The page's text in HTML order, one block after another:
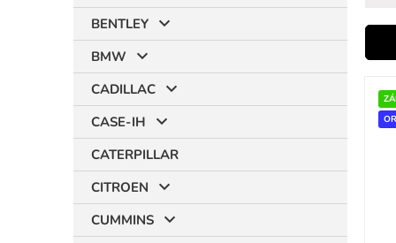
BENTLEY
BMW
CADILLAC
CASE-IH
CATERPILLAR
CITROEN
CUMMINS
r